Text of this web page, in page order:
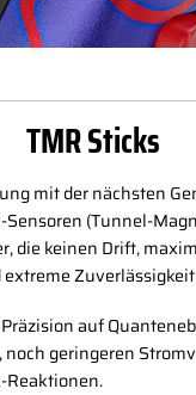
TMR Sticks
mit der nächsten
Sensoren (Tunnel-
die keinen Drift,
auf
geringeren
Reaktionen.